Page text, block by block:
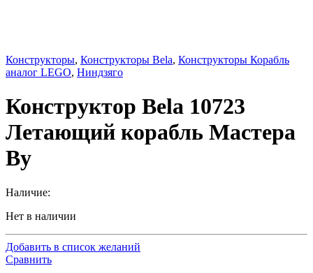
Конструкторы, Конструкторы Bela, Конструкторы Корабль
аналог LEGO, Ниндзяго
Конструктор Bela 10723
Летающий корабль Мастера
Ву
Наличие:
Нет в наличии
Добавить в список желаний
Сравнить